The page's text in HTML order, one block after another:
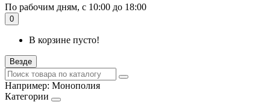
По рабочим дням, с 10:00 до 18:00
0
В корзине пусто!
Везде
Например: Монополия
Категории